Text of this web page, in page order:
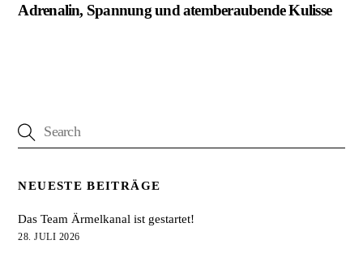
Adrenalin, Spannung und atemberaubende Kulisse
NEUESTE BEITRÄGE
Das Team Ärmelkanal ist gestartet!
28. JULI 2026